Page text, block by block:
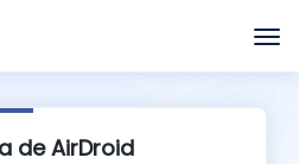
de AirDroid